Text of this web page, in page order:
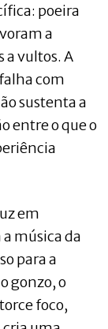
poeira
a
a vultos. A
com
sustenta a
entre o que o
em
música da
para a
gonzo, o
foco,